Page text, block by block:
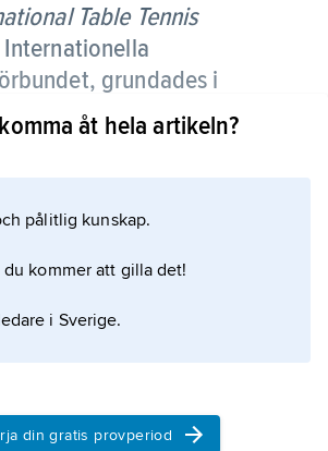
Table Tennis
Internationella
grundades i
av Österrike,
Danmark, England,
i Lausanne, Schweiz,
(2013).
åt hela artikeln?
pålitlig kunskap.
du kommer att gilla det!
i Sverige.
din gratis provperiod